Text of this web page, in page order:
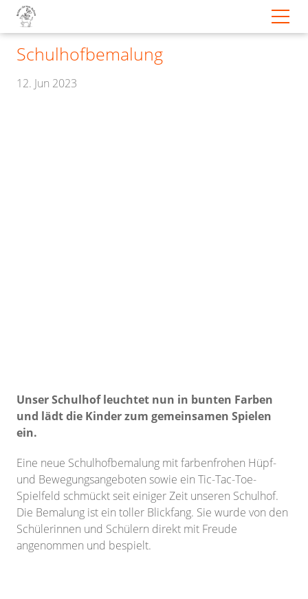
Schulhofbemalung
12. Jun 2023
Unser Schulhof leuchtet nun in bunten Farben
und lädt die Kinder zum gemeinsamen Spielen
ein.
Eine neue Schulhofbemalung mit farbenfrohen Hüpf-
und Bewegungsangeboten sowie ein Tic-Tac-Toe-
Spielfeld schmückt seit einiger Zeit unseren Schulhof.
Die Bemalung ist ein toller Blickfang. Sie wurde von den
Schülerinnen und Schülern direkt mit Freude
angenommen und bespielt.